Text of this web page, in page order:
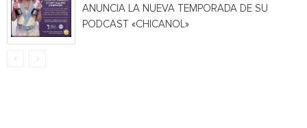
ANUNCIA LA NUEVA TEMPORADA DE SU
PODCAST «CHICANOL»